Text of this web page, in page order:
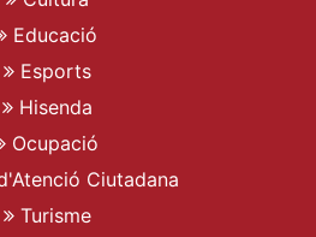
Educació
Esports
Hisenda
Ocupació
Ciutadana
Turisme